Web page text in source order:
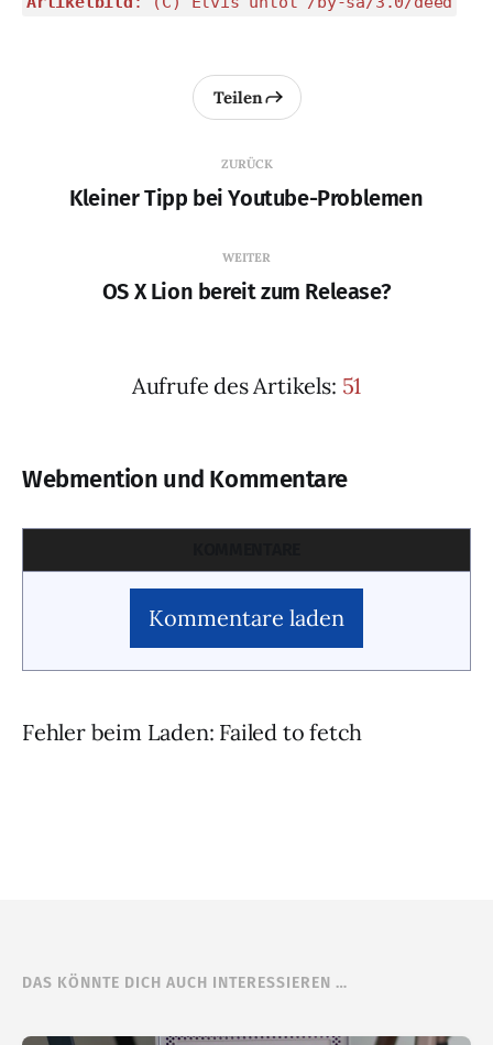
ZURÜCK
Kleiner Tipp bei Youtube-Problemen
Teilen
WEITER
OS X Lion bereit zum Release?
Aufrufe des Artikels: 51
Webmention und Kommentare
Kommentare laden
Fehler beim Laden: Failed to fetch
DAS KÖNNTE DICH AUCH INTERESSIEREN …